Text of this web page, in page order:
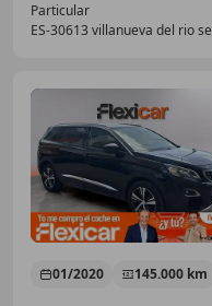
Particular
ES-30613 villanueva del rio
01/2020 145.000 km